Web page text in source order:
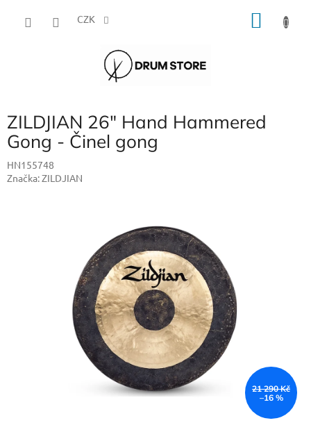
CZK
ZILDJIAN 26" Hand Hammered
Gong - Činel gong
HN155748
Značka:ZILDJIAN
21 290 Kč
–16 %